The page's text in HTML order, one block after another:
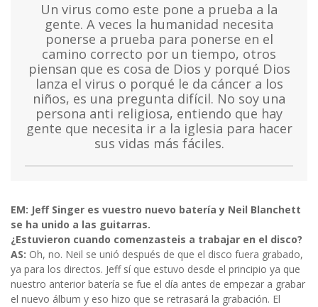
Un virus como este pone a prueba a la
gente. A veces la humanidad necesita
ponerse a prueba para ponerse en el
camino correcto por un tiempo, otros
piensan que es cosa de Dios y porqué Dios
lanza el virus o porqué le da cáncer a los
niños, es una pregunta difícil. No soy una
persona anti religiosa, entiendo que hay
gente que necesita ir a la iglesia para hacer
sus vidas más fáciles.
EM: Jeff Singer es vuestro nuevo batería y Neil Blanchett
se ha unido a las guitarras.
¿Estuvieron cuando comenzasteis a trabajar en el disco?
AS: Oh, no. Neil se unió después de que el disco fuera grabado,
ya para los directos. Jeff sí que estuvo desde el principio ya que
nuestro anterior batería se fue el día antes de empezar a grabar
el nuevo álbum y eso hizo que se retrasará la grabación. El